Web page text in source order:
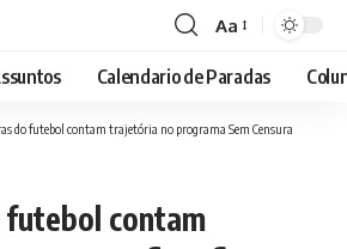
Font
Resizer
Aa
Calendario de Paradas
do futebol contam trajetória no programa Sem Censura
contam